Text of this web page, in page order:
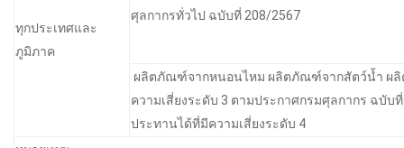
ทุกประเทศและ
ภูมิภาค
ศุลกากรทั่วไป ฉบับที่ 208/2567
ผลิตภัณฑ์จากหนอนไหม ผลิตภัณฑ์จากสัตว์น้ำ ผ
ความเสี่ยงระดับ 3 ตามประกาศกรมศุลกากร ฉบั
ประทานได้ที่มีความเสี่ยงระดับ 4